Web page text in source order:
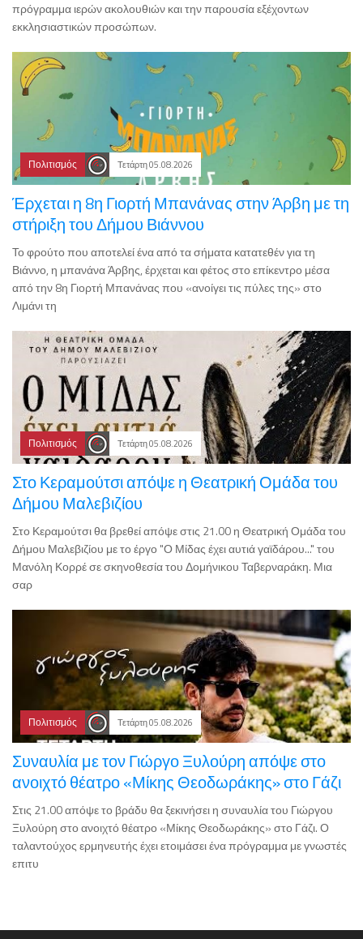
πρόγραμμα ιερών ακολουθιών και την παρουσία εξέχοντων
εκκλησιαστικών προσώπων.
Πολιτισμός Τετάρτη 05.08.2026
Έρχεται η 8η Γιορτή Μπανάνας στην Άρβη με τη
στήριξη του Δήμου Βιάννου
Το φρούτο που αποτελεί ένα από τα σήματα κατατεθέν για τη
Βιάννο, η μπανάνα Άρβης, έρχεται και φέτος στο επίκεντρο μέσα
από την 8η Γιορτή Μπανάνας που «ανοίγει τις πύλες της» στο
Λιμάνι τη
Πολιτισμός Τετάρτη 05.08.2026
Στο Κεραμούτσι απόψε η Θεατρική Ομάδα του
Δήμου Μαλεβιζίου
Στο Κεραμούτσι θα βρεθεί απόψε στις 21.00 η Θεατρική Ομάδα του
Δήμου Μαλεβιζίου με το έργο "Ο Μίδας έχει αυτιά γαϊδάρου..." του
Μανόλη Κορρέ σε σκηνοθεσία του Δομήνικου Ταβερναράκη. Μια
σαρ
Πολιτισμός Τετάρτη 05.08.2026
Συναυλία με τον Γιώργο Ξυλούρη απόψε στο
ανοιχτό θέατρο «Μίκης Θεοδωράκης» στο Γάζι
Στις 21.00 απόψε το βράδυ θα ξεκινήσει η συναυλία του Γιώργου
Ξυλούρη στο ανοιχτό θέατρο «Μίκης Θεοδωράκης» στο Γάζι. Ο
ταλαντούχος ερμηνευτής έχει ετοιμάσει ένα πρόγραμμα με γνωστές
επιτυ